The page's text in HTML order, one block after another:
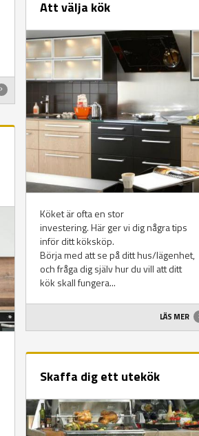
Att välja kök
Köket är ofta en stor
investering. Här ger vi dig några tips
inför ditt köksköp.
Börja med att se på ditt hus/lägenhet,
och fråga dig själv hur du vill att ditt
kök skall fungera...
LÄS MER
Skaffa dig ett utekök